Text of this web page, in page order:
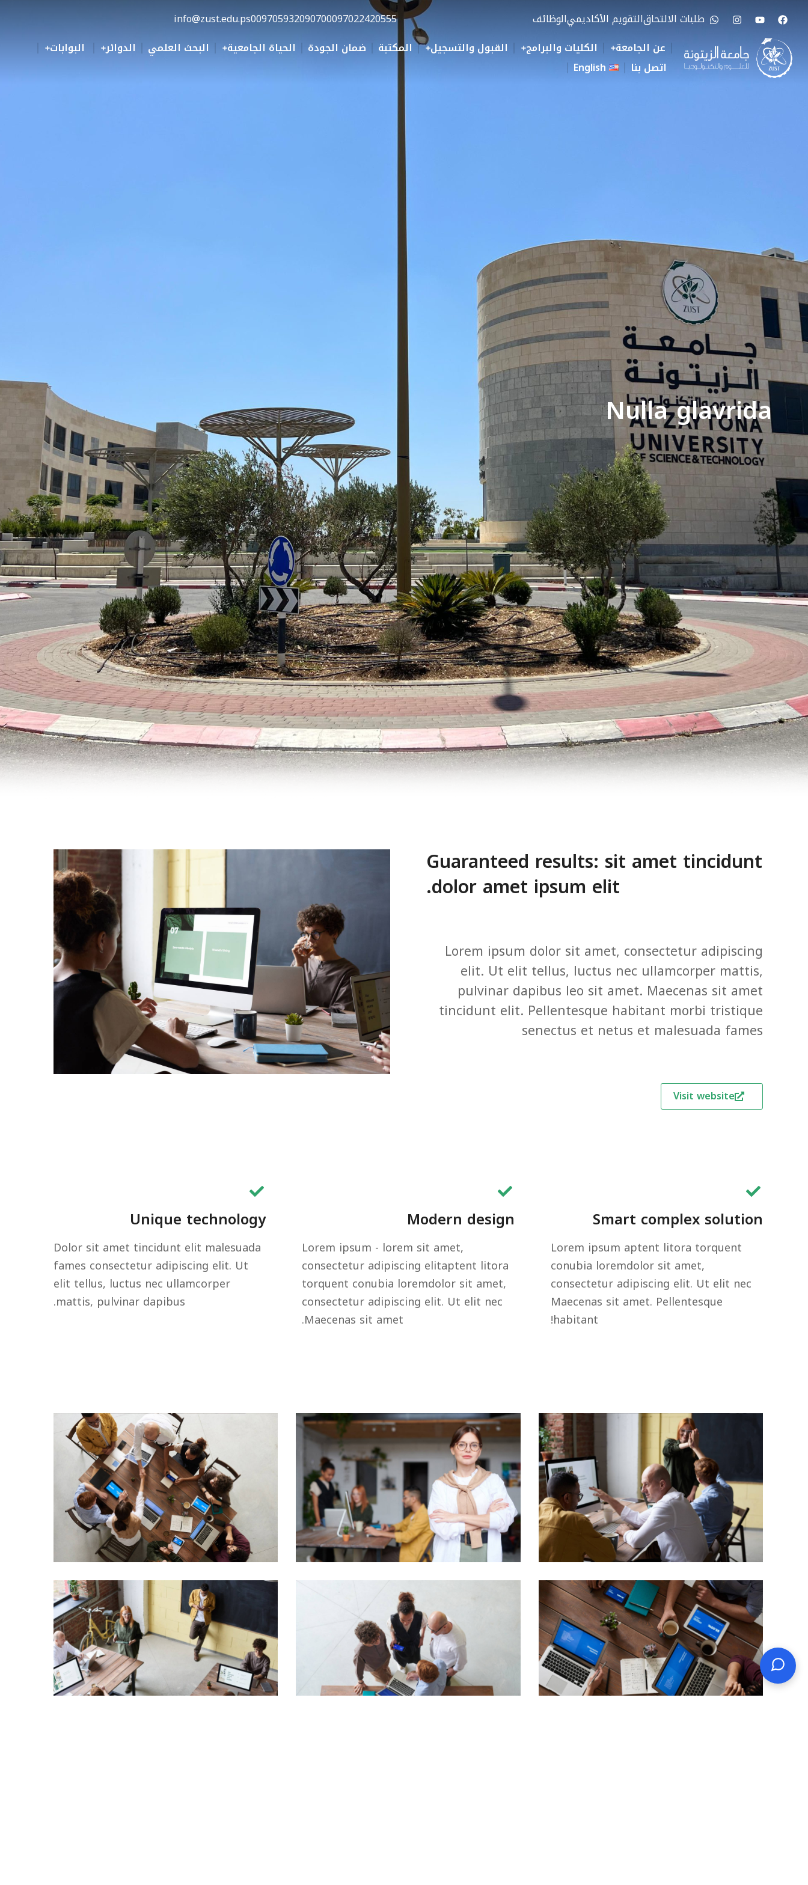
طلبات الالتحاقالتقويم الأكاديميالوظائف 0097022420555
00970593209070
info@zust.edu.ps
عن الجامعة
الكليات والبرامج القبول والتسجيل المكتبة ضمان الجودة الحياة الجامعية البحث العلمي الدوائر
البوابات
اتصل بنا
English
Nulla glavrida
Guaranteed results: sit amet tincidunt
dolor amet ipsum elit.
Lorem ipsum dolor sit amet, consectetur adipiscing
elit. Ut elit tellus, luctus nec ullamcorper mattis,
pulvinar dapibus leo sit amet. Maecenas sit amet
tincidunt elit. Pellentesque habitant morbi tristique
senectus et netus et malesuada fames
Visit website
Smart complex solution
Lorem ipsum aptent litora torquent
conubia loremdolor sit amet,
consectetur adipiscing elit. Ut elit nec
Maecenas sit amet. Pellentesque
habitant!
Modern design
Lorem ipsum - lorem sit amet,
consectetur adipiscing elitaptent litora
torquent conubia loremdolor sit amet,
consectetur adipiscing elit. Ut elit nec
Maecenas sit amet.
Unique technology
Dolor sit amet tincidunt elit malesuada
fames consectetur adipiscing elit. Ut
elit tellus, luctus nec ullamcorper
mattis, pulvinar dapibus.